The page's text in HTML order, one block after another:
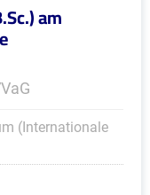
am
(Internationale